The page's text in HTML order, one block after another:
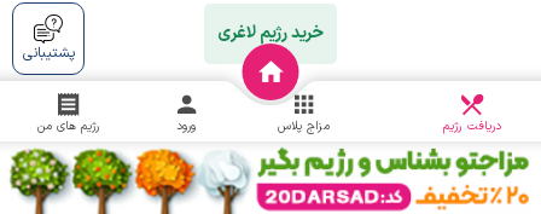
خرید رژیم لاغری
مقالات مرتبط
۱۰ بهترین دمنوش لاغری و چربی سوز شکم و پهلو + طرز
پشتیبانی
دریافت رژیم مزاج پلاس ورود رژیم های من